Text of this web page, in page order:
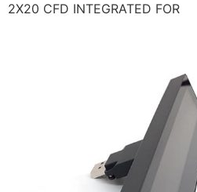
2X20 CFD INTEGRATED FOR